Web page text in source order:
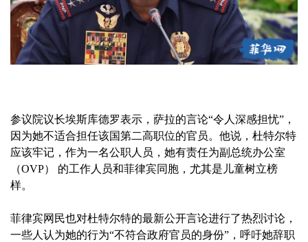
参议院议长埃斯库德罗表示，萨拉的言论“令人深感担忧”，
因为她不适合担任该国第二高职位的官员。他说，杜特尔特
应该牢记，作为一名公职人员，她有责任为副总统办公室
（OVP） 的工作人员和菲律宾同胞，尤其是儿童树立榜
样。
菲律宾网民也对杜特尔特的最新公开言论进行了热烈讨论，
一些人认为她的行为“不符合政府官员的身份”，呼吁她辞职